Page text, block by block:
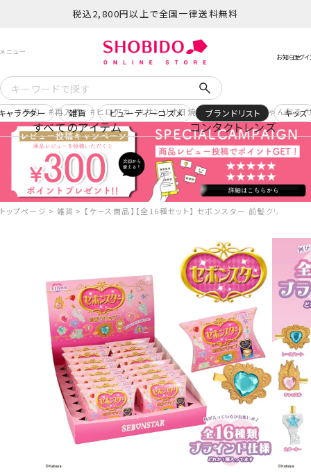
税込2,800円以上で全国一律送料無料
予約 再入荷 ヒロアカ サンリオ日焼け コスメヲタちゃんねる
すべてのアイテム コンタクトレンズ
ャラクター 雑貨 ビューティーコスメ ブランドリスト キッズ
トップページ 雑貨 【ケース商品】【全16種セット】 セボンスター 前髪クリップ